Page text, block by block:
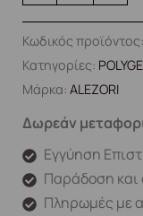
Κωδικός προϊόντος:
Κατηγορίες:
Μάρκα: ALEZORI
Δωρεάν
Εγγύηση
Παράδοση και
Πληρωμές με